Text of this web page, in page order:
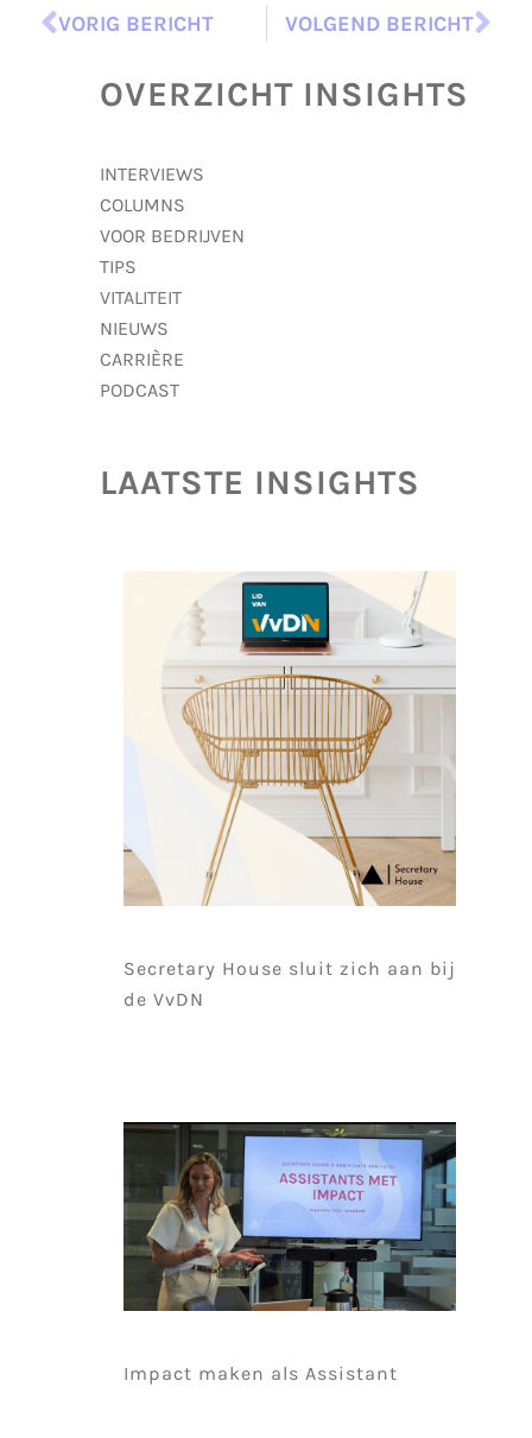
VORIG BERICHT VOLGEND BERICHT
OVERZICHT INSIGHTS
INTERVIEWS
COLUMNS
VOOR BEDRIJVEN
TIPS
VITALITEIT
NIEUWS
CARRIÈRE
PODCAST
LAATSTE INSIGHTS
Secretary House sluit zich aan bij
de VvDN
Impact maken als Assistant